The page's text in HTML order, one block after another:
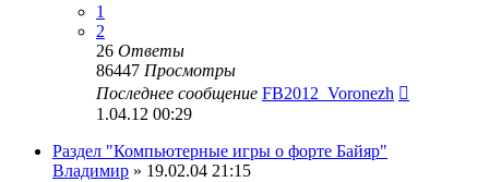
1
2
26 Ответы
86447 Просмотры
Последнее сообщение FB2012_Voronezh
1.04.12 00:29
Раздел "Компьютерные игры о форте Байяр"
Владимир » 19.02.04 21:15